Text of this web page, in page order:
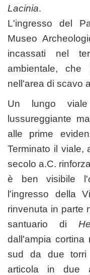
Lacinia.
L'ingresso del
Museo
incassati nel
ambientale, che
nell'area di scavo
Un lungo viale
lussureggiante
alle prime
Terminato il viale,
secolo a.C.
è ben visibile l'
l'ingresso della
rinvenuta in parte
santuario di
dall'ampia cortina
sud da due
articola in due